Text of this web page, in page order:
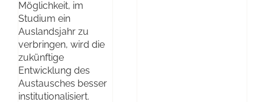
Möglichkeit, im
Studium ein
Auslandsjahr zu
verbringen, wird die
zukünftige
Entwicklung des
Austausches besser
institutionalisiert.